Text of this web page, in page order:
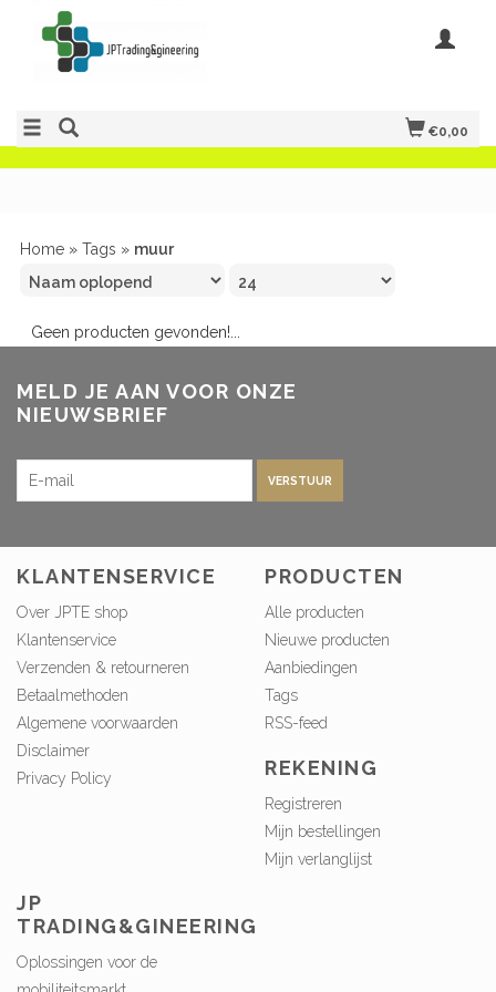
€0,00
Home » Tags » muur
Geen producten gevonden!...
MELD JE AAN VOOR ONZE
NIEUWSBRIEF
VERSTUUR
KLANTENSERVICE
Over JPTE shop
Klantenservice
Verzenden & retourneren
Betaalmethoden
Algemene voorwaarden
Disclaimer
Privacy Policy
PRODUCTEN
Alle producten
Nieuwe producten
Aanbiedingen
Tags
RSS-feed
REKENING
Registreren
Mijn bestellingen
Mijn verlanglijst
JP
TRADING&GINEERING
Oplossingen voor de